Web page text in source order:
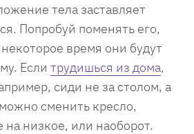
тела заставляет
Попробуй поменять его,
время они будут
Если трудишься из дома,
сиди не за столом, а
сменить кресло,
низкое, или наоборот.